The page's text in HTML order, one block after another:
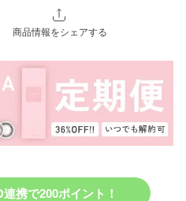
商品情報をシェアする
携で200ポイント！